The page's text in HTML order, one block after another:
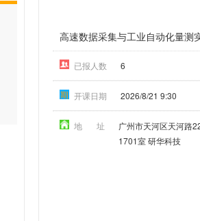
高速数据采集与工业自动化量测
已报人数 6
期 开课日期 2026/8/21 9:30
地 址
广州市天河区天河路
1701室 研华科技